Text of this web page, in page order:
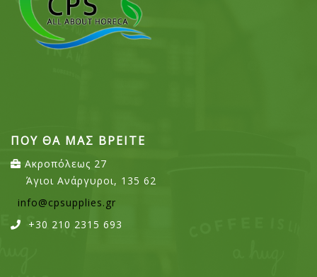
ΠΟΥ ΘΑ ΜΑΣ ΒΡΕΙΤΕ
Ακροπόλεως 27
Άγιοι Ανάργυροι, 135 62
info@cpsupplies.gr
+30 210 2315 693